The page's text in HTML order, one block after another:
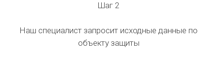
Шаг 2
Наш специалист запросит исходные данные по
объекту защиты